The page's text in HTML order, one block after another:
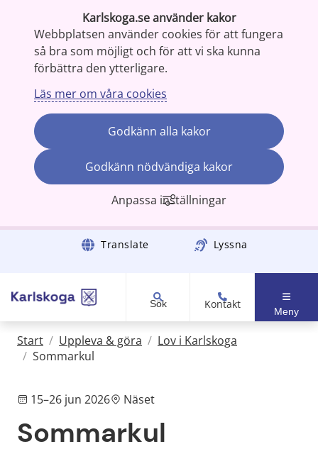
Karlskoga.se använder kakor
Webbplatsen använder cookies för att fungera
så bra som möjligt och för att vi ska kunna
förbättra den ytterligare.
Läs mer om våra cookies
Godkänn alla kakor
Godkänn nödvändiga kakor
Anpassa inställningar
Gå till innehåll Translate Lyssna
Sök Kontakt
Meny
Start / Uppleva & göra / Lov i Karlskoga
/ Sommarkul
15–26 jun 2026 Näset
Sommarkul